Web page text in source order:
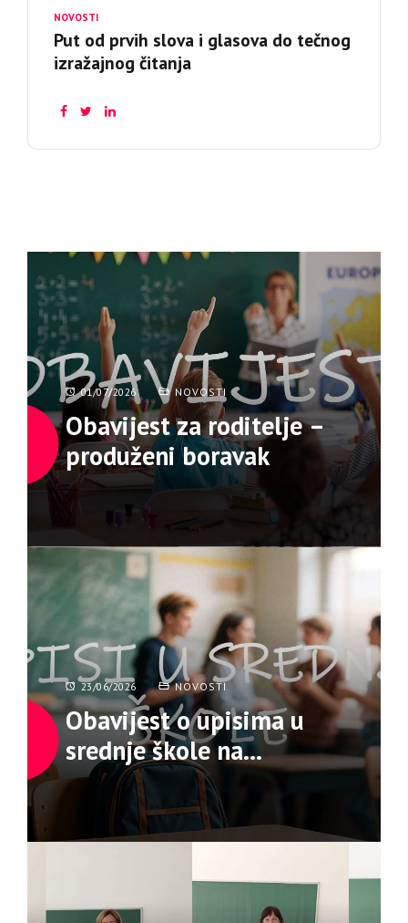
NOVOSTI
Put od prvih slova i glasova do tečnog
izražajnog čitanja
01/07/2026 NOVOSTI
Obavijest za roditelje –
produženi boravak
23/06/2026 NOVOSTI
Obavijest o upisima u
srednje škole na
području
Hercegbosanske
županije